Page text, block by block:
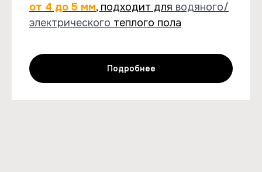
от 4 до 5 мм, подходит для водяного/
электрического теплого пола
Подробнее